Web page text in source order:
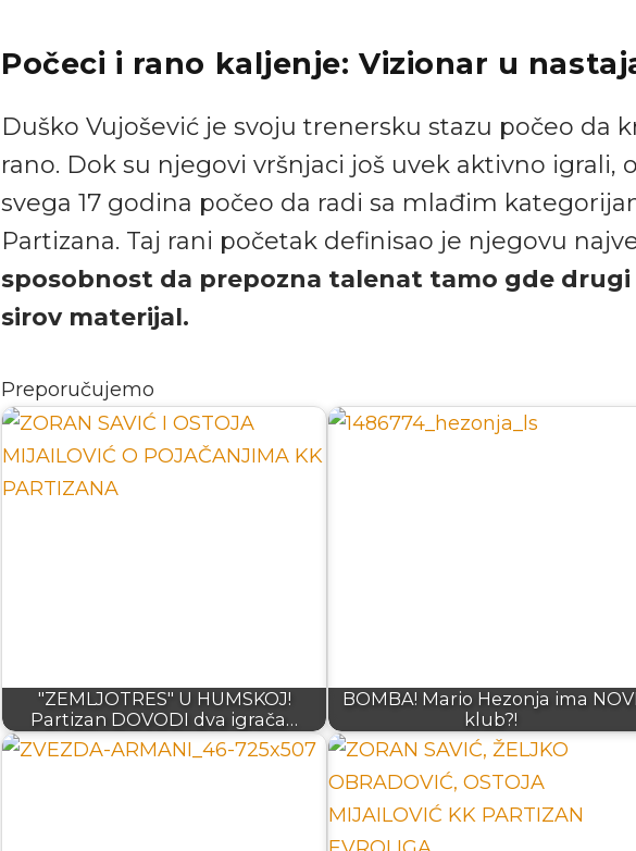
Počeci i rano kaljenje: Vizionar u
Duško Vujošević je svoju trenersku stazu počeo da
rano. Dok su njegovi vršnjaci još uvek aktivno igrali,
svega 17 godina počeo da radi sa mlađim
Partizana. Taj rani početak definisao je njegovu
sposobnost da prepozna talenat tamo gde drugi
sirov materijal.
Preporučujemo
"ZEMLJOTRES" U HUMSKOJ!
Partizan DOVODI dva igrača…
BOMBA! Mario Hezonja ima
klub?!